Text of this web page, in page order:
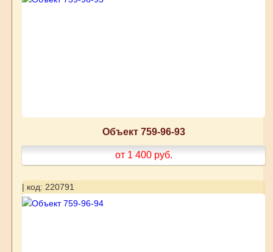
Объект 759-96-93
от 1 400 руб.
| код: 220791